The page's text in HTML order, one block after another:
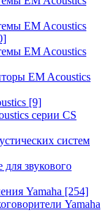
EM Acoustics
EM Acoustics
EM Acoustics
[9]
серии CS
систем
звукового
Yamaha [254]
Yamaha